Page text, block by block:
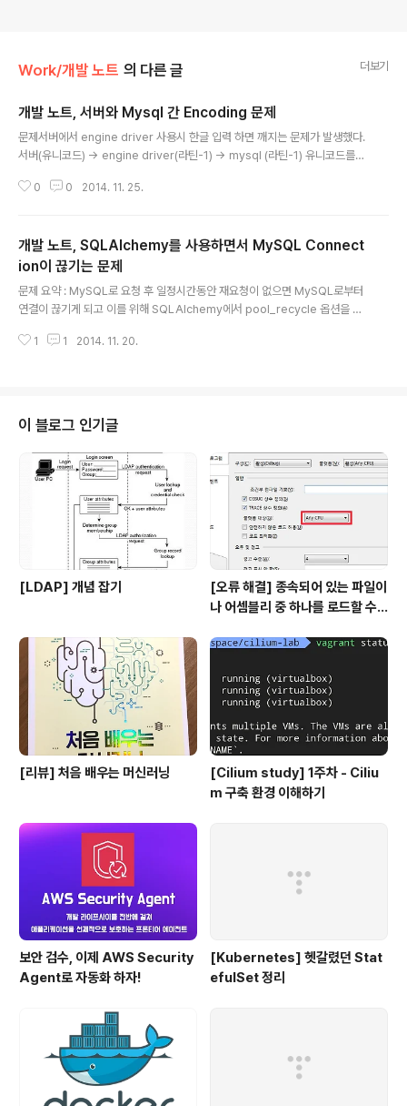
Work/개발 노트 의 다른 글 더보기
개발 노트, 서버와 Mysql 간 Encoding 문제
문제서버에서 engine driver 사용시 한글 입력 하면 깨지는 문제가 발생했다.
서버(유니코드) -> engine driver(라틴-1) -> mysql (라틴-1) 유니코드를
terSet을 변경한다.my.cnf 파일 수정한다.character-set-encoding=utf
arset=utf8 Tipmysql 서버가 라틴-1으로 되어 있더라도 engine에서 인코
딩을 변환하는 작업만 하지 않는 다면 한글이 깨지진 않는다. (mys..
0 0 2014. 11. 25.
개발 노트, SQLAlchemy를 사용하면서 MySQL Connect
ion이 끊기는 문제
문제 요약 : MySQL로 요청 후 일정시간동안 재요청이 없으면 MySQL로부터
연결이 끊기게 되고 이를 위해 SQLAlchemy에서 pool_recycle 옵션을 사
다시 요청을 하기 전까지 sleep 상태로 세션이 유지된다. 이 때 wait_timeout
------------+--------------+---------+------+---..
1 1 2014. 11. 20.
이 블로그 인기글
[LDAP] 개념 잡기
[오류 해결] 종속되어 있는 파일이
나 어셈블리 중 하나를 로드할 수
[리뷰] 처음 배우는 머신러닝
[Cilium study] 1주차 - Ciliu
m 구축 환경 이해하기
보안 검수, 이제 AWS Security
Agent로 자동화 하자!
[Kubernetes] 헷갈렸던 Stat
efulSet 정리